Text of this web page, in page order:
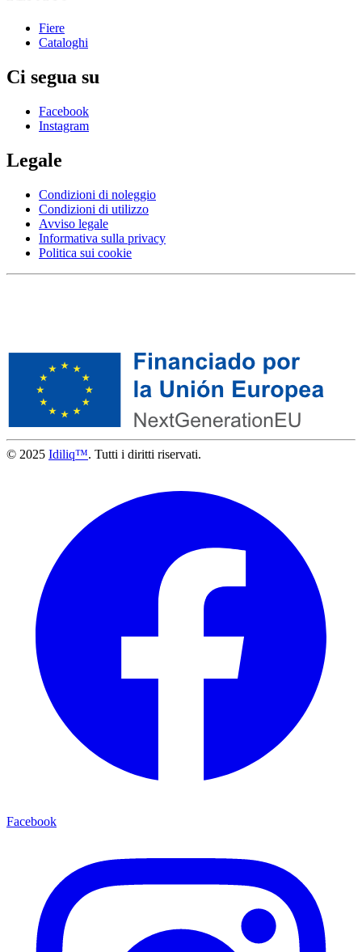
Fiere
Cataloghi
Ci segua su
Facebook
Instagram
Legale
Condizioni di noleggio
Condizioni di utilizzo
Avviso legale
Informativa sulla privacy
Politica sui cookie
© 2025 Idiliq™. Tutti i diritti riservati.
Facebook